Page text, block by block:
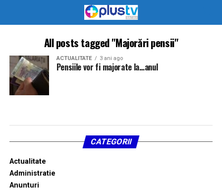
All posts tagged "Majorări pensii"
ACTUALITATE 3 ani ago
Pensiile vor fi majorate la…anul
CATEGORII
Actualitate
Administratie
Anunturi